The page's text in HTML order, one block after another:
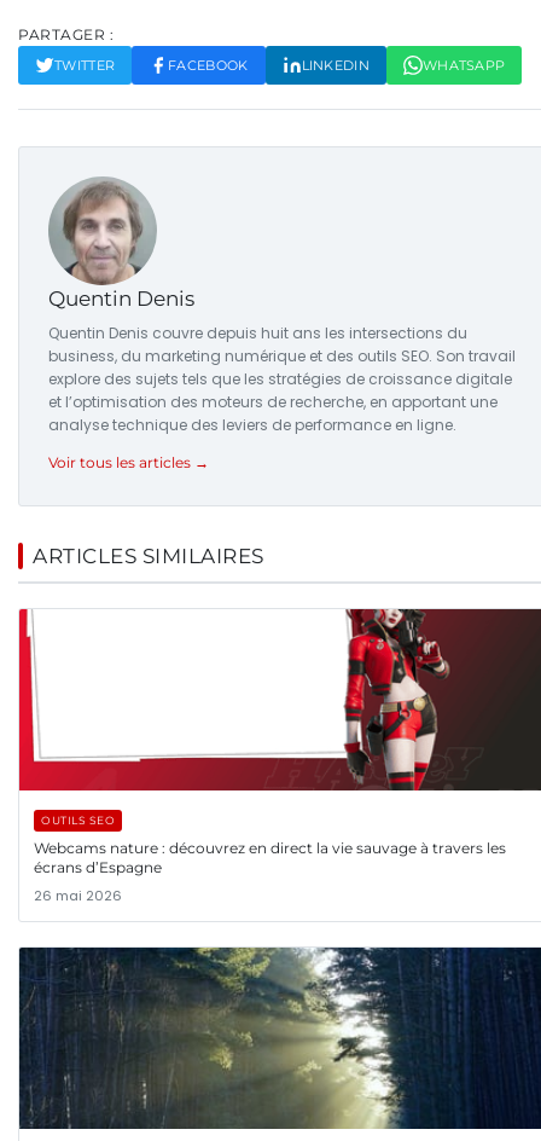
PARTAGER :
TWITTER FACEBOOK LINKEDIN WHATSAPP
Quentin Denis
Quentin Denis couvre depuis huit ans les intersections du
business, du marketing numérique et des outils SEO. Son travail
explore des sujets tels que les stratégies de croissance digitale
et l’optimisation des moteurs de recherche, en apportant une
analyse technique des leviers de performance en ligne.
Voir tous les articles →
ARTICLES SIMILAIRES
OUTILS SEO
Webcams nature : découvrez en direct la vie sauvage à travers les
écrans d’Espagne
26 mai 2026